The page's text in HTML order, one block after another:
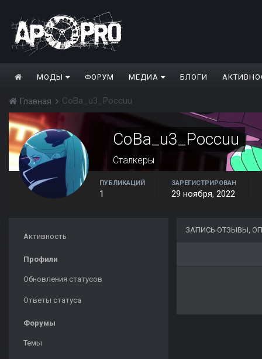
МОДЫ ФОРУМ МЕДИА БЛОГИ
Главная CoBa_u3_Poccuu
CoBa_u3_Poccuu
Сталкеры
ПУБЛИКАЦИЙ
1
ЗАРЕГИСТРИРОВАН
29 ноября, 2022
Активность
Профили
Обновления статусов
Ответы статуса
Форумы
Темы
ЗАПИСЬ ОТЗЫВЫ,